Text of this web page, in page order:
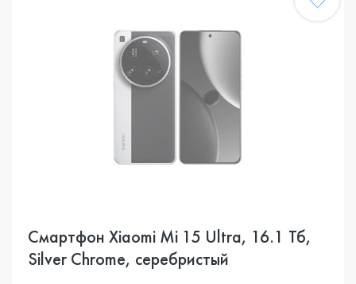
Смартфон Xiaomi Mi 15 Ultra, 16.1 Тб,
Silver Chrome, серебристый